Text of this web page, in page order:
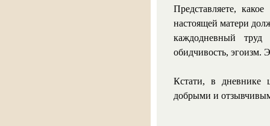
Представляете,
настоящей матери
каждодневный труд
обидчивость, эгоизм.
Кстати, в дневнике
добрыми и